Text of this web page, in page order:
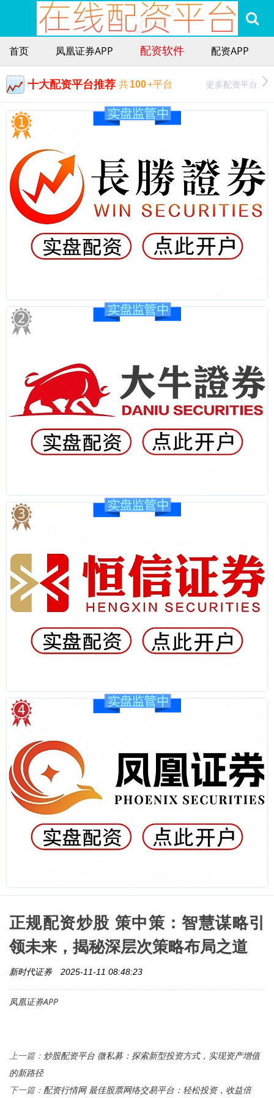
首页 凤凰证券APP 配资软件 配资APP
十大配资平台推荐 共100+平台 更多配资平台
正规配资炒股 策中策：智慧谋略引
领未来，揭秘深层次策略布局之道
新时代证券 2025-11-11 08:48:23
凤凰证券APP
上一篇： 炒股配资平台 微私募：探索新型投资方式，实现资产增值
的新路径
下一篇： 配资行情网 最佳股票网络交易平台：轻松投资，收益倍